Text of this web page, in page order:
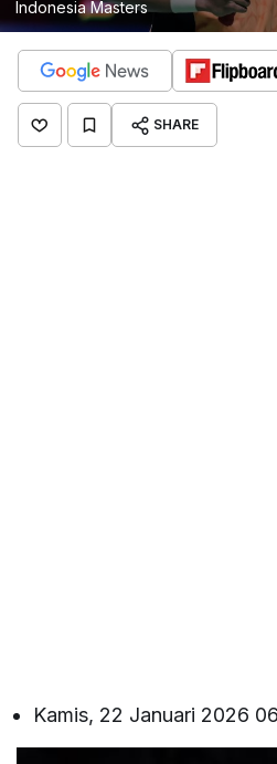
Indonesia Masters
SHARE
Kamis, 22 Januari 2026